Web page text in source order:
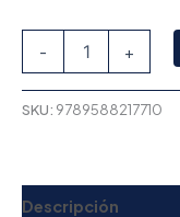
- +
SKU: 9789588217710
Descripción